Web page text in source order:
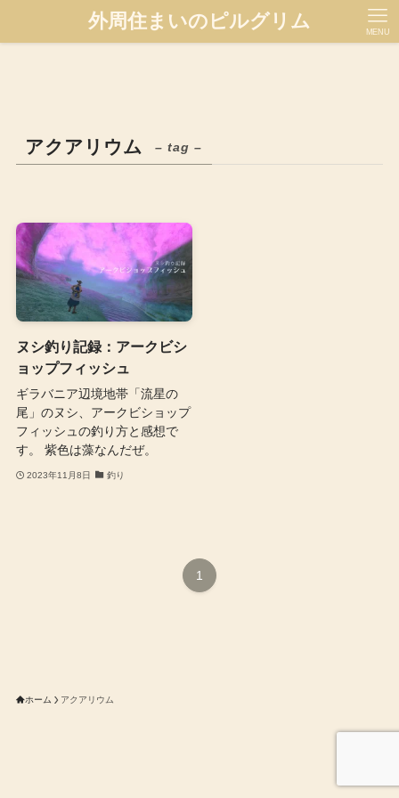
外周住まいのピルグリム MENU
アクアリウム – tag –
ヌシ釣り記録：アークビシ
ョップフィッシュ
ギラバニア辺境地帯「流星の
尾」のヌシ、アークビショップ
フィッシュの釣り方と感想で
す。 紫色は藻なんだぜ。
2023年11月8日 釣り
1
ホーム アクアリウム